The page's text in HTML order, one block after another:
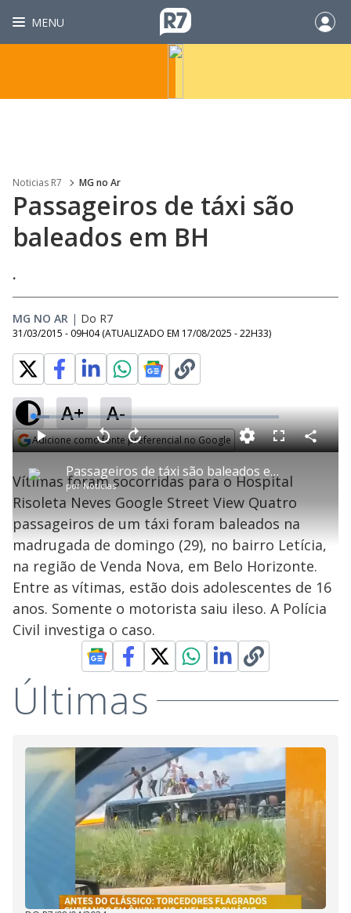
MENU
Noticias R7 MG no Ar
Passageiros de táxi são
baleados em BH
.
MG NO AR | Do R7
31/03/2015 - 09H04 (ATUALIZADO EM 17/08/2025 - 22H33)
A+ A-
Adicione como fonte preferencial no Google
P
l
a
y
V
i
d
e
o
Passageiros de táxi são baleados em BH
por Notícias
P V
t
a
r
0
e
g
n
d
s
A
n
ç
a
1
s
e
u
n
d
o
s
M
u
L
o
a
d
e
.
6
7
%
F
s
c
e
C
o
Vítimas foram socorridas para o Hospital
Risoleta Neves Google Street View Quatro
passageiros de um táxi foram baleados na
madrugada de domingo (29), no bairro Letícia,
na região de Venda Nova, em Belo Horizonte.
Entre as vítimas, estão dois adolescentes de 16
anos. Somente o motorista saiu ileso. A Polícia
Civil investiga o caso.
Últimas